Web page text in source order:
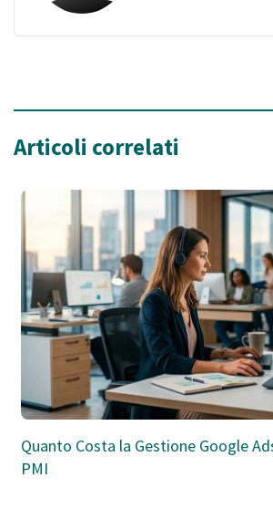
Articoli correlati
Quanto Costa la Gestione Google
PMI